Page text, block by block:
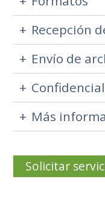
Recepción
Envío de
Más
Solicitar